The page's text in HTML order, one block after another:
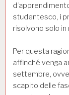
studentesco, i
risolvono solo in
Per questa
affinché venga
settembre,
scapito delle